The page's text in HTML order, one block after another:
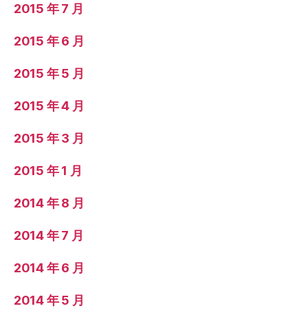
2015 年 7 月
2015 年 6 月
2015 年 5 月
2015 年 4 月
2015 年 3 月
2015 年 1 月
2014 年 8 月
2014 年 7 月
2014 年 6 月
2014 年 5 月